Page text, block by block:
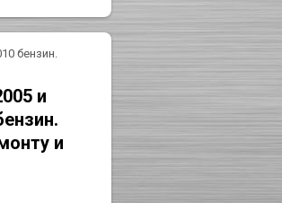
бензин.
и
и